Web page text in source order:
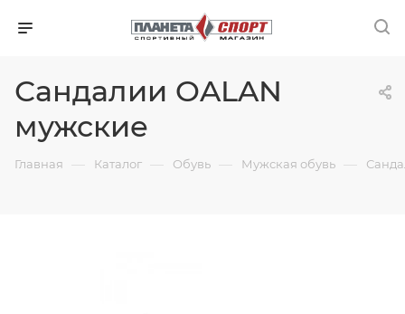
Сандалии OALAN
мужские
Главная — Каталог — Обувь — Мужская обувь —